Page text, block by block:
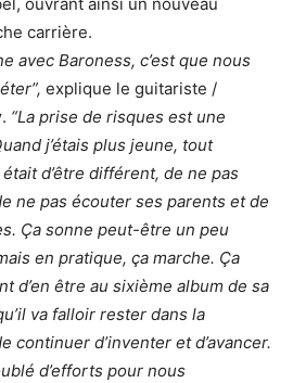
ouvrant ainsi un nouveau
carrière.
avec Baroness, c’est que nous
explique le guitariste /
. “La prise de risques est une
j’étais plus jeune, tout
d’être différent, de ne pas
ne pas écouter ses parents et de
Ça sonne peut-être un peu
en pratique, ça marche. Ça
d’en être au sixième album de sa
va falloir rester dans la
continuer d’inventer et d’avancer.
d’efforts pour nous